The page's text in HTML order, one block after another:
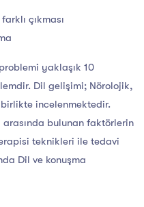
çıkması
yaklaşık 10
Dil gelişimi; Nörolojik,
incelenmektedir.
arasında bulunan faktörlerin
teknikleri ile tedavi
Dil ve konuşma